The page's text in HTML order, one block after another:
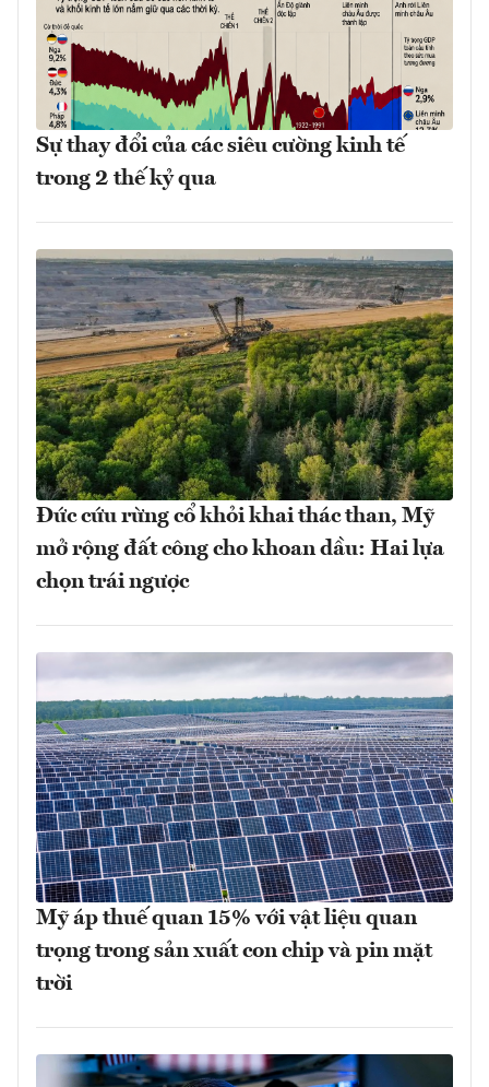
Sự thay đổi của các siêu cường kinh tế
trong 2 thế kỷ qua
Đức cứu rừng cổ khỏi khai thác than, Mỹ
mở rộng đất công cho khoan dầu: Hai lựa
chọn trái ngược
Mỹ áp thuế quan 15% với vật liệu quan
trọng trong sản xuất con chip và pin mặt
trời